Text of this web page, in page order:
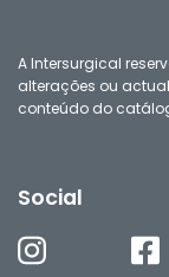
A Intersurgical
alterações ou
conteúdo do
Social